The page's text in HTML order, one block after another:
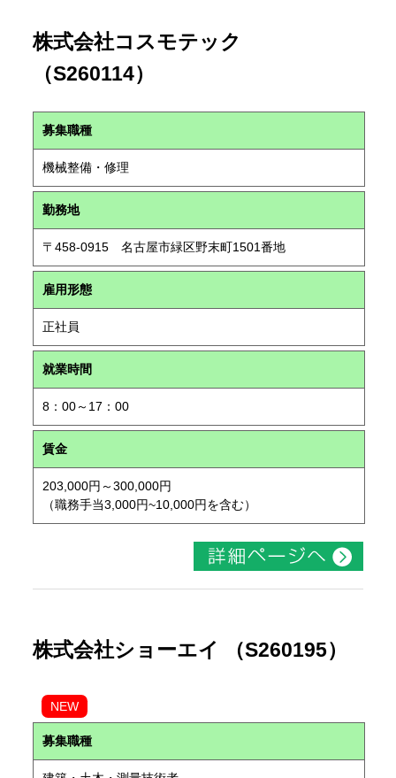
株式会社コスモテック
（S260114）
募集職種
機械整備・修理
勤務地
〒458-0915 名古屋市緑区野末町1501番地
雇用形態
正社員
就業時間
8：00～17：00
賃金
203,000円～300,000円
（職務手当3,000円~10,000円を含む）
株式会社ショーエイ （S260195）
NEW
募集職種